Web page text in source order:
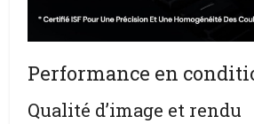
Performance en
Qualité d’image et rendu